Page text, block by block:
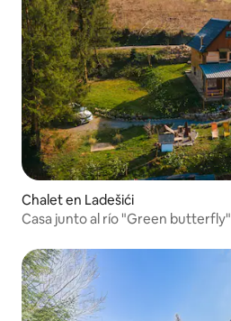
Chalet en Ladešići
Casa junto al río "Green butterfly"